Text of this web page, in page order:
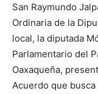
San Raymundo
Ordinaria de la
local, la diputada
Parlamentario del
Oaxaqueña,
Acuerdo que